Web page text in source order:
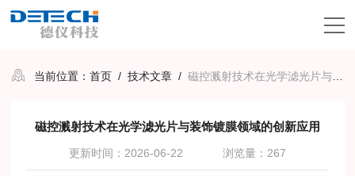
当前位置：首页 /技术文章 /磁控溅射技术在光学滤光片与装饰镀膜领域的创新应用
磁控溅射技术在光学滤光片与装饰镀膜领域的创新应用
更新时间：2026-06-22 浏览量：267